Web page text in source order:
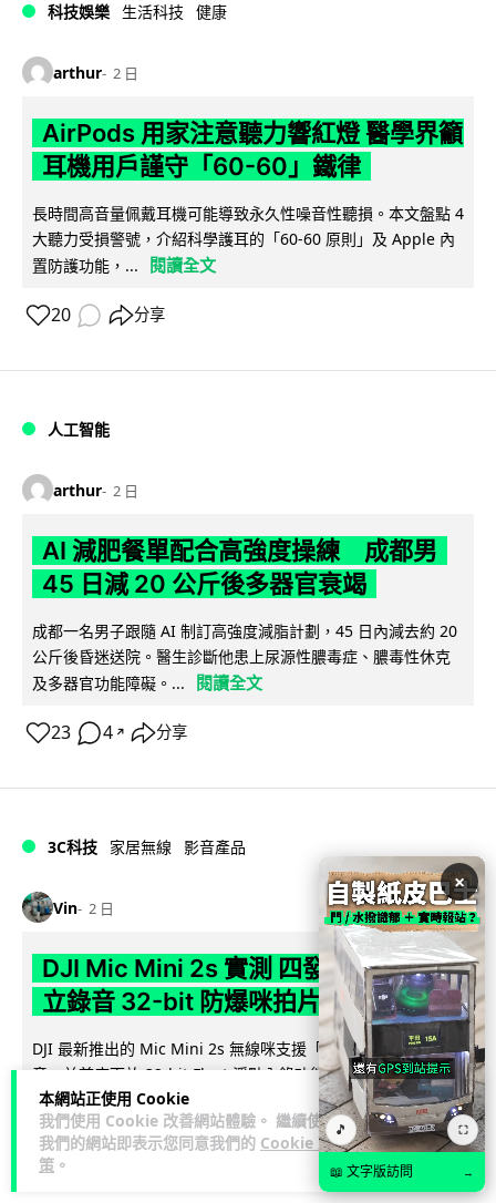
本網站正使用 Cookie
我們使用 Cookie 改善網站體驗。 繼續使用
我們的網站即表示您同意我們的 Cookie 政
策 。
科技娛樂 生活科技 健康
arthur 2 日
AirPods 用家注意聽力響紅燈 醫學界籲
耳機用戶謹守「60-60」鐵律
長時間高音量佩戴耳機可能導致永久性噪音性聽損。本文盤點 4
大聽力受損警號，介紹科學護耳的「60-60 原則」及 Apple 內
置防護功能，...
閱讀全文
20 分享
人工智能
arthur 2 日
AI 減肥餐單配合高強度操練 成都男
45 日減 20 公斤後多器官衰竭
成都一名男子跟隨 AI 制訂高強度減脂計劃，45 日內減去約 20
公斤後昏迷送院。醫生診斷他患上尿源性膿毒症、膿毒性休克
及多器官功能障礙。...
閱讀全文
23 4 ↗ 分享
3C科技 家居無線 影音產品
Vin 2 日
DJI Mic Mini 2s 實測 四發一收同步獨
立錄音 32-bit 防爆咪拍片必備
DJI 最新推出的 Mic Mini 2s 無線咪支援「四發一收」分軌錄
音，並首度下放 32-bit Float 浮點內錄功能。本文經實測其...
閱讀全文
253 1↗ 分享
×
🎵 ⛶
📖 文字版訪問 →